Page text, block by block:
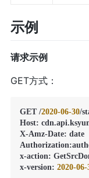
示例
请求示例
GET方式：
GET /2020-06-30/
Host:
X-Amz-Date: date
Authorization:
x-action:
x-version: 2020-06-